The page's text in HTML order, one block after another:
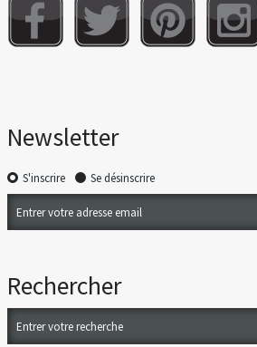
Newsletter
S'inscrire Se désinscrire
Rechercher